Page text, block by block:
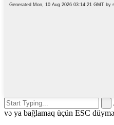
və ya bağlamaq üçün ESC